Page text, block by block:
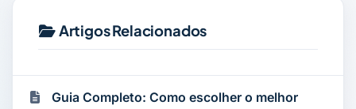
Artigos Relacionados
Guia Completo: Como escolher o melhor